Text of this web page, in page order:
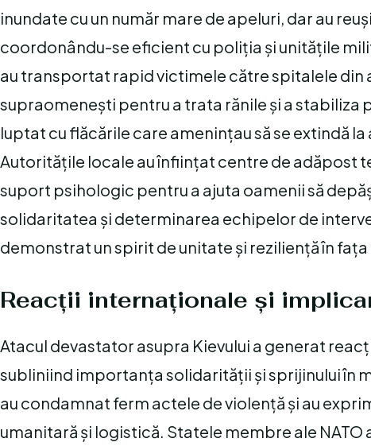
inundate cu un număr mare de apeluri, dar au
coordonându-se eficient cu poliția și unitățile
au transportat rapid victimele către spitalele
supraomenești pentru a trata rănile și a
luptat cu flăcările care amenințau să se extindă
Autoritățile locale au înființat centre de adăpost
suport psihologic pentru a ajuta oamenii să
solidaritatea și determinarea echipelor de
demonstrat un spirit de unitate și reziliență în
Reacții internaționale și
Atacul devastator asupra Kievului a generat
subliniind importanța solidarității și sprijinului în
au condamnat ferm actele de violență și au
umanitară și logistică. Statele membre ale